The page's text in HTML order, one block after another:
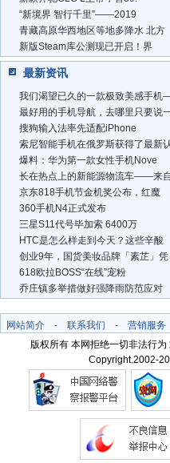
“新境界 智行千里”——2019
青藏高原华西地区等地多降水 北方
新版Steam库公测现已开启！界
最新资讯
我们渴望已久的一款极致美感手机
最好用的手机导航，去哪里只要说
搜狗输入法率先适配iPhone
索尼智能手机在俄罗斯获得了最新认
爆料：华为第一款女性手机Nove
长在热点上的新能源物流车——来自
京东818手机节金机奖公布，红魔
360手机N4正式发布
三星S11代号毕加索 6400万
HTC是怎么样走到今天？这些辛酸
创业9年，国货美妆品牌「素芷」凭
618欧拉BOSS“在线”宠粉
乔庄镇多举措做好强降雨防范应对
网站简介- 联系我们 - 营销服务
版权所有 本网拒绝一切非法行
Copyright.2002-